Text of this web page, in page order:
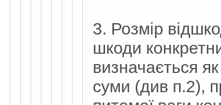
3. Розмір
шкоди
визначається
суми (див п.2),